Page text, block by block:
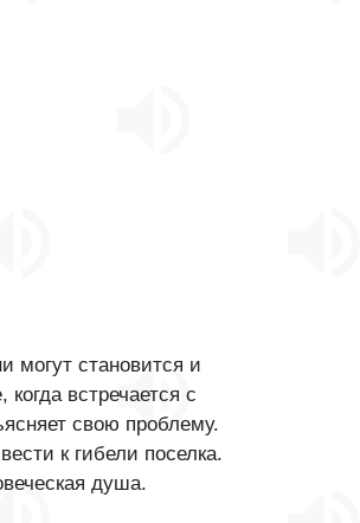
могут становится и
встречается с
свою проблему.
к гибели поселка.
душа.